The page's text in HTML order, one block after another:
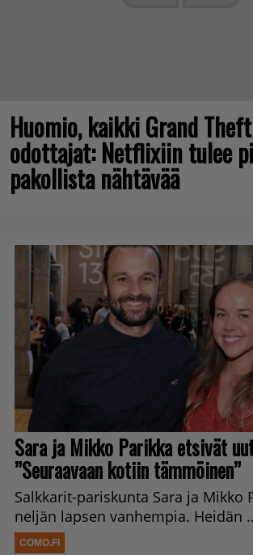
Huomio, kaikki Grand
odottajat: Netflixiin tulee
pakollista nähtävää